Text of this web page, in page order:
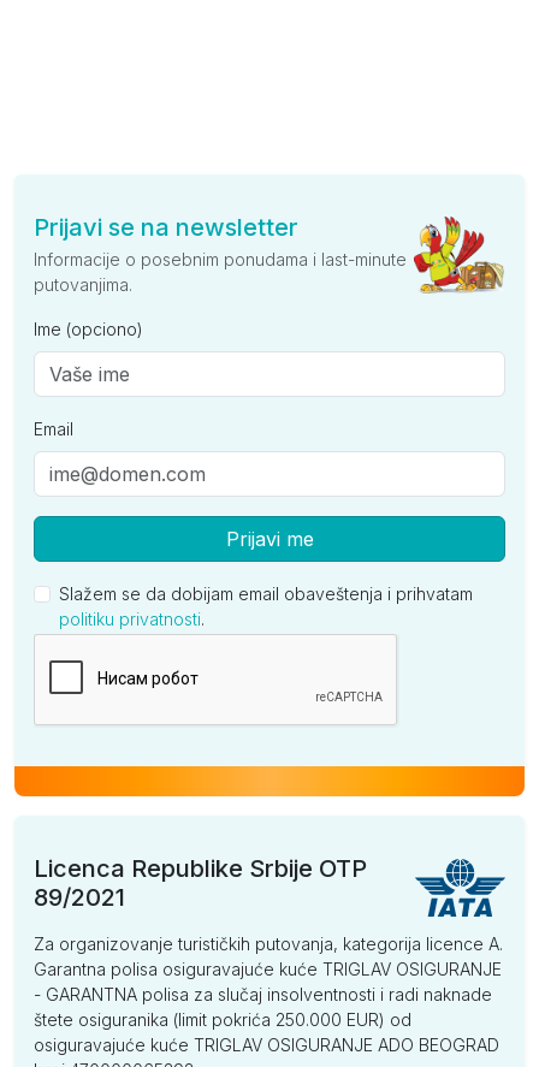
Prijavi se na newsletter
Informacije o posebnim ponudama i last-minute
putovanjima.
Ime (opciono)
Email
Prijavi me
Slažem se da dobijam email obaveštenja i prihvatam
politiku privatnosti.
Licenca Republike Srbije OTP
89/2021
Za organizovanje turističkih putovanja, kategorija licence A.
Garantna polisa osiguravajuće kuće TRIGLAV OSIGURANJE
- GARANTNA polisa za slučaj insolventnosti i radi naknade
štete osiguranika (limit pokrića 250.000 EUR) od
osiguravajuće kuće TRIGLAV OSIGURANJE ADO BEOGRAD